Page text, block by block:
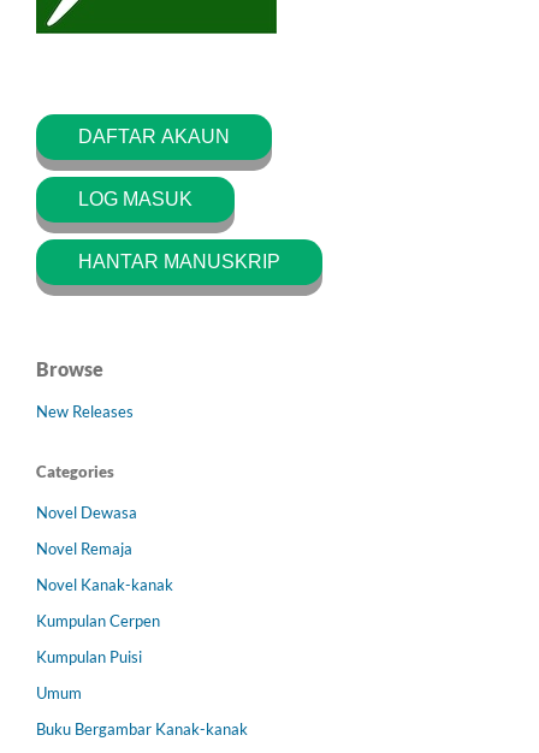
DAFTAR AKAUN
LOG MASUK
HANTAR MANUSKRIP
Browse
New Releases
Categories
Novel Dewasa
Novel Remaja
Novel Kanak-kanak
Kumpulan Cerpen
Kumpulan Puisi
Umum
Buku Bergambar Kanak-kanak